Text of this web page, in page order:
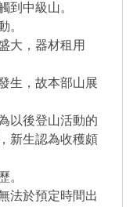
中級山。
。
大，器材租用
生，故本部山展
以後登山活動的
新生認為收穫頗
。
法於預定時間出